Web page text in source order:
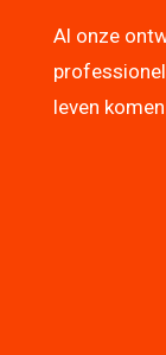
Al onze
leven